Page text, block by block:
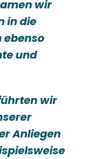
wir
in die
ebenso
und
wir
Anliegen